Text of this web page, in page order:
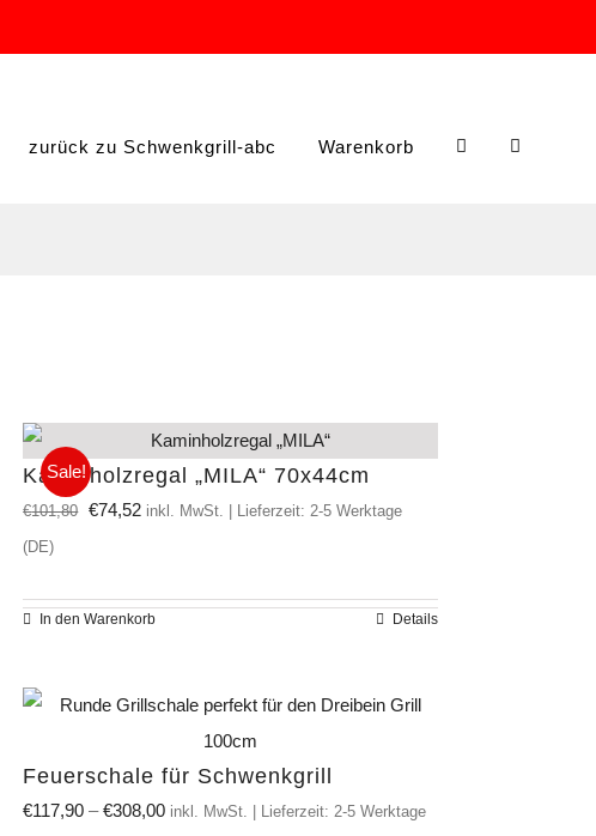
zurück zu Schwenkgrill-abc Warenkorb
Sale!
Kaminholzregal „MILA“ 70x44cm
€101,80 Ursprünglicher
€101,80
€74,52Aktueller
€74,52.
inkl. MwSt. | Lieferzeit: 2-5 Werktage
(DE)
In den Warenkorb Details
Feuerschale für Schwenkgrill
€117,90 –€308,00 inkl. MwSt. | Lieferzeit: 2-5 Werktage